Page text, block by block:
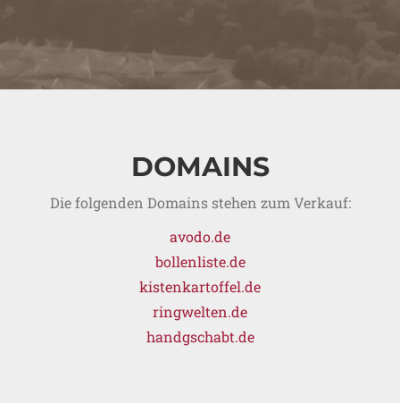
DOMAINS
Die folgenden Domains stehen zum Verkauf:
avodo.de
bollenliste.de
kistenkartoffel.de
ringwelten.de
handgschabt.de